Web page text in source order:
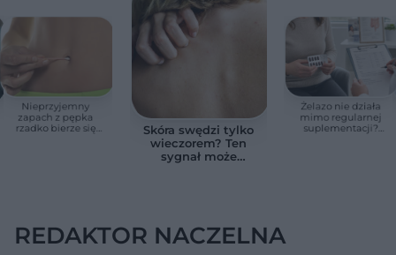
Nieprzyjemny
zapach z pępka
rzadko bierze się
Skóra swędzi tylko
wieczorem? Ten
sygnał może
Żelazo nie działa
mimo regularnej
suplementacji?
REDAKTOR NACZELNA